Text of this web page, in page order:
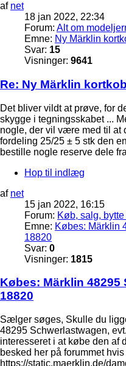
af net
18 jan 2022, 22:34
Forum: Alt om
Emne: Ny Märklin
Svar: 15
Visninger: 9641
Re: Ny Märklin
Det bliver vildt at prøve, for
skygge i tegningsskabet ...
nogle, der vil være med til at
fordeling 25/25 ± 5 stk den
bestille nogle reserve dele
Hop til indlæg
af net
15 jan 2022, 16:15
Forum: Køb, salg,
Emne: Købes: Märklin
18820
Svar: 0
Visninger: 1815
Købes: Märklin 48295
18820
Sælger søges, Skulle du
48295 Schwerlastwagen,
interesseret i at købe den af
besked her på forummet
https://static.maerklin.de/